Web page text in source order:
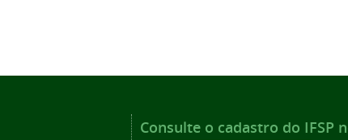
Consulte o cadastro do IFSP